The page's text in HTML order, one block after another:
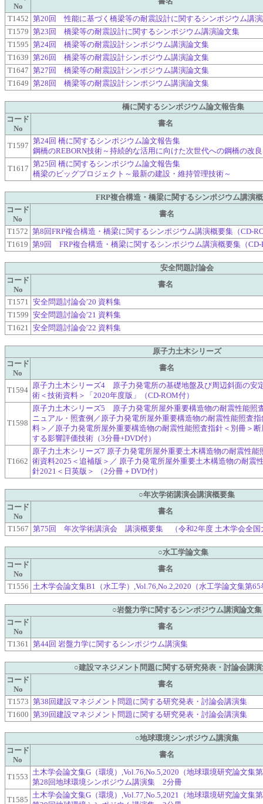
No
T1452 第20回 性能に基づく橋梁等の耐震設計に関するシンポジウム講
T1579 第23回 橋梁等の耐震設計に関するシンポジウム講演論文集
T1595 第24回 橋梁等の耐震設計シンポジウム講演論文集
T1639 第26回 橋梁等の耐震設計シンポジウム講演論文集
T1647 第27回 橋梁等の耐震設計シンポジウム講演論文集
T1649 第28回 橋梁等の耐震設計シンポジウム講演論文集
橋に関するシンポジウム論文報告集
コード
No
書名
T1597
第24回 橋に関するシンポジウム論文報告集
鋼橋のREBORN技術～持続的な活用に向けた次世代への鋼橋の改
T1617
第25回 橋に関するシンポジウム論文報告集
橋梁のビッグプロジェクト～最新の建設・維持管理技術～
FRP複合構造・橋梁に関するシンポジウム講演
コード
No
書名
T1572 第8回FRP複合構造・橋梁に関するシンポジウム講演概要集（CD-
T1619 第9回 FRP複合構造・橋梁に関するシンポジウム講演概要集（CD-
安全問題討論会
コード
No
書名
T1571 安全問題討論会′20 資料集
T1599 安全問題討論会′21 資料集
T1621 安全問題討論会′22 資料集
原子力土木シリーズ
コード
No
書名
T1594
原子力土木シリーズ4 原子力発電所の基礎地盤及び周辺斜面の安
術＜技術資料＞「2020年度版」（CD-ROM付）
T1598
原子力土木シリーズ5 原子力発電所屋外重要構造物の耐震性能照
ニュアル・照査例／原子力発電所屋外重要構造物の耐震性能照査
料＞／原子力発電所屋外重要構造物の耐震性能照査指針＜別冊＞
する影響評価技術（3分冊+DVD付）
T1662
原子力土木シリーズ7 原子力発電所屋外重要土木構造物の耐震性能
術資料2025＜追補版＞／ 原子力発電所屋外重要土木構造物の耐震
針2021＜日英版＞ （2分冊＋DVD付）
○年次学術講演会講演概要集
コード
No
書名
T1567 第75回 年次学術講演会 講演概要集 （令和2年度 土木学会全国
○水工学論文集
コード
No
書名
T1556 土木学会論文集B1（水工学）,Vol.76,No.2,2020（水工学論文集第65
○岩盤力学に関するシンポジウム講演論文集
コード
No
書名
T1361 第44回 岩盤力学に関するシンポジウム講演集
○建設マネジメント問題に関する研究発表・討論会講
コード
No
書名
T1573 第38回建設マネジメント問題に関する研究発表・討論会講演集
T1600 第39回建設マネジメント問題に関する研究発表・討論会講演集
○地球環境シンポジウム講演集
コード
No
書名
T1553
土木学会論文集G（環境）,Vol.76,No.5,2020（地球環境研究論文集
第28回地球環境シンポジウム講演集 2分冊
T1585
土木学会論文集G（環境）,Vol.77,No.5,2021（地球環境研究論文集